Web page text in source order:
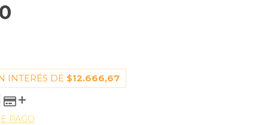
INTERÉS DE $12.666,67
PAGO